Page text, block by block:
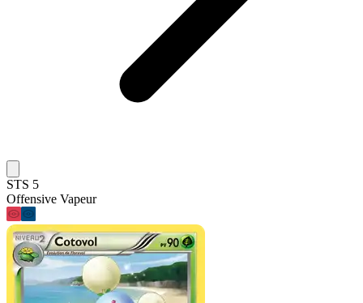
STS 5
Offensive Vapeur